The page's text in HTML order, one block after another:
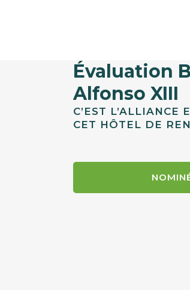
Évaluation
Alfonso XIII
C’EST
CET HÔTEL DE